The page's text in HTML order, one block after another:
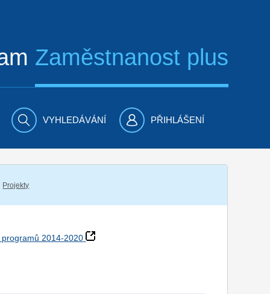
Zaměstnanost plus
VYHLEDÁVÁNÍ PŘIHLÁŠENÍ
Projekty
2014-2020